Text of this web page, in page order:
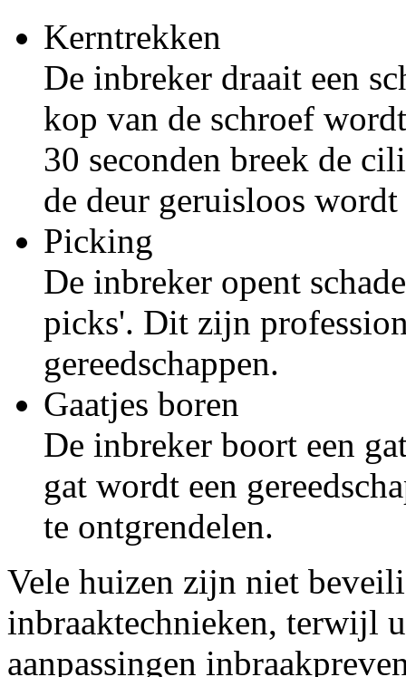
Kerntrekken
De inbreker draait een
kop van de schroef
30 seconden breek de
de deur geruisloos
Picking
De inbreker opent
picks'. Dit zijn
gereedschappen.
Gaatjes boren
De inbreker boort een
gat wordt een
te ontgrendelen.
Vele huizen zijn niet
inbraaktechnieken, terwijl
aanpassingen